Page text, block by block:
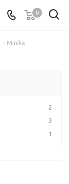
0
- Minika
2
3
1